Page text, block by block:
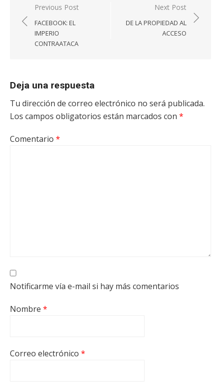
Navegación
de
entradas
Previous Post
FACEBOOK: EL
IMPERIO
CONTRAATACA
Next Post
DE LA PROPIEDAD AL
ACCESO
Deja una respuesta
Tu dirección de correo electrónico no será publicada.
Los campos obligatorios están marcados con *
Comentario *
Notificarme vía e-mail si hay más comentarios
Nombre *
Correo electrónico *